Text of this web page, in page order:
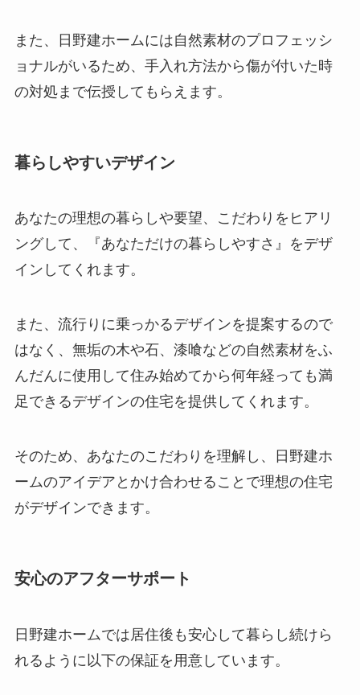
また、日野建ホームには自然素材のプロフェッシ
ョナルがいるため、手入れ方法から傷が付いた時
の対処まで伝授してもらえます。
暮らしやすいデザイン
あなたの理想の暮らしや要望、こだわりをヒアリ
ングして、『あなただけの暮らしやすさ』をデザ
インしてくれます。
また、流行りに乗っかるデザインを提案するので
はなく、無垢の木や石、漆喰などの自然素材をふ
んだんに使用して住み始めてから何年経っても満
足できるデザインの住宅を提供してくれます。
そのため、あなたのこだわりを理解し、日野建ホ
ームのアイデアとかけ合わせることで理想の住宅
がデザインできます。
安心のアフターサポート
日野建ホームでは居住後も安心して暮らし続けら
れるように以下の保証を用意しています。